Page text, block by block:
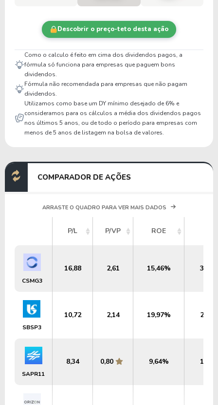
Descobrir o preço-teto desta ação
Como o calculo é feito em cima dos dividendos pagos, a
fórmula só funciona para empresas que paguem bons
dividendos.
Fórmula não recomendada para empresas que não pagam
dividendos.
Utilizamos como base um DY mínimo desejado de 6% e
consideramos para os cálculos a média dos dividendos pagos
nos últimos 5 anos, ou de todo o período para empresas com
menos de 5 anos de listagem na bolsa de valores.
COMPARADOR DE AÇÕES
ARRASTE O QUADRO PARA VER MAIS DADOS
P/L P/VP ROE
CSMG3
16,88 2,61 15,46%
SBSP3
10,72 2,14 19,97%
SAPR11
8,34 0,80 9,64%